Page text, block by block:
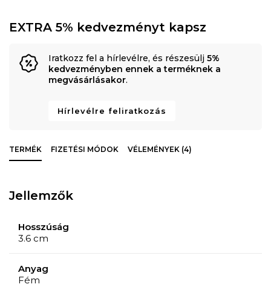
EXTRA 5% kedvezményt kapsz
Iratkozz fel a hírlevélre, és részesülj 5%
kedvezményben ennek a terméknek a
megvásárlásakor.
Hírlevélre feliratkozás
TERMÉK FIZETÉSI MÓDOK VÉLEMÉNYEK (4)
Jellemzők
Hosszúság
3.6 cm
Anyag
Fém